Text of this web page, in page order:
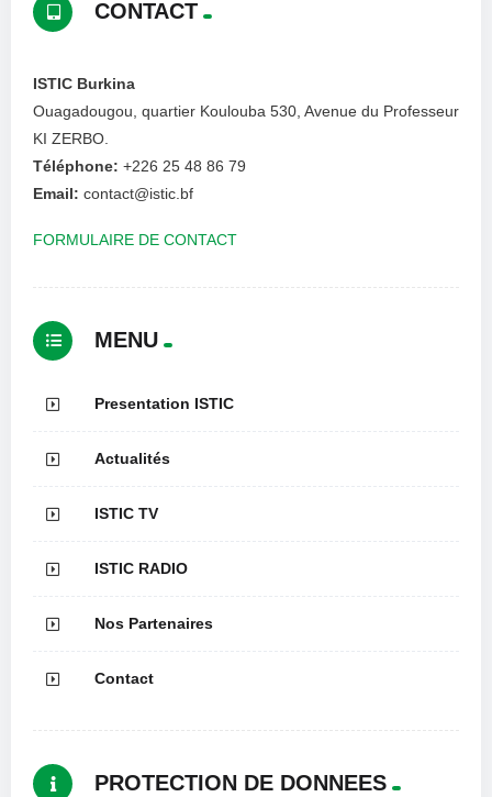
CONTACT
ISTIC Burkina
Ouagadougou, quartier Koulouba 530, Avenue du Professeur
KI ZERBO.
Téléphone: +226 25 48 86 79
Email: contact@istic.bf
FORMULAIRE DE CONTACT
MENU
Presentation ISTIC
Actualités
ISTIC TV
ISTIC RADIO
Nos Partenaires
Contact
PROTECTION DE DONNEES